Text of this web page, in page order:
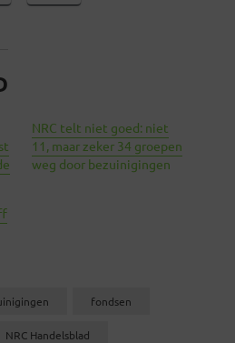
NRC telt niet goed: niet
11, maar zeker 34 groepen
weg door bezuinigingen
fondsen
NRC Handelsblad